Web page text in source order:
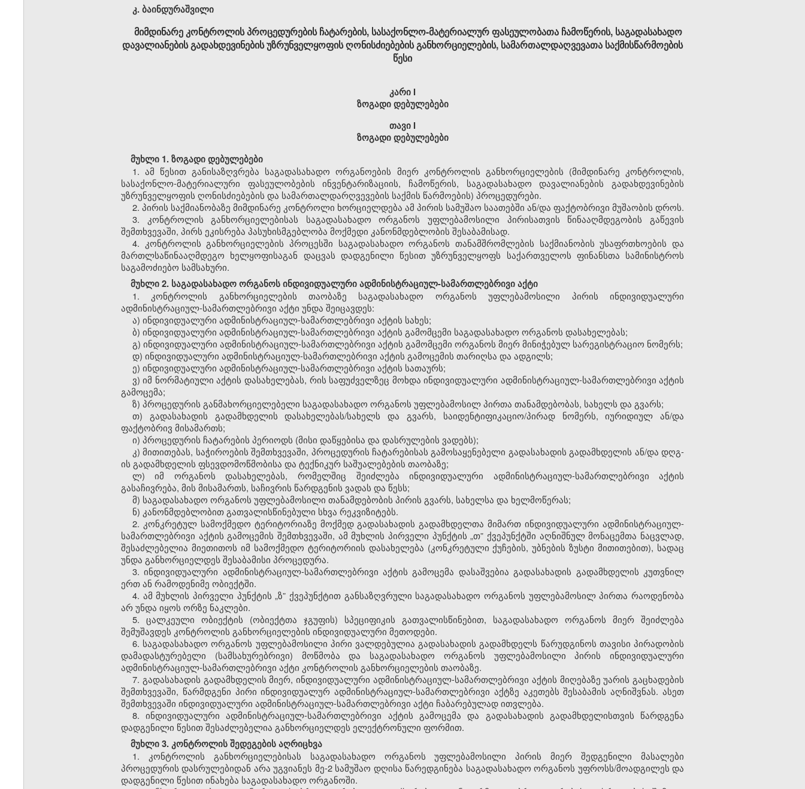
კ. ბაინდურაშვილი
მიმდინარე კონტროლის პროცედურების ჩატარების, სასაქონლო-მატერიალურ ფასეულობათა ჩამოწერის, საგადასახადო
დავალიანების გადახდევინების უზრუნველყოფის ღონისძიებების განხორციელების, სამართალდაღვევათა საქმისწარმოების
წესი
კარი I
ზოგადი დებულებები
თავი I
ზოგადი დებულებები
მუხლი 1. ზოგადიდებულებები
1.ამ წესით განისაზღვრება საგადასახადო ორგანოების მიერ კონტროლის განხორციელების (მიმდინარე კონტროლის,
სასაქონლო-მატერიალური ფასეულობების ინვენტარიზაციის, ჩამოწერის, საგადასახადო დავალიანების
გადახდევინების
უზრუნველყოფის ღონისძიებების და სამართალდარღვევების საქმის წარმოების) პროცედურები.
2. პირის საქმიანობაზე მიმდინარე კონტროლი ხორციელდება ამ პირის სამუშაო საათებში ან/და ფაქტობრივი მუშაობის დროს.
3. კონტროლის განხორციელებისას საგადასახადო ორგანოს უფლებამოსილი პირისათვის წინააღმდეგობის
გაწევის
შემთხვევაში, პირს ეკისრება პასუხისმგებლობა მოქმედი კანონმდებლობის შესაბამისად.
4. კონტროლის განხორციელების პროცესში საგადასახადო ორგანოს თანამშრომლების საქმიანობის უსაფრთხოების და
მართლსაწინააღმდეგო ხელყოფისაგან დაცვას დადგენილი წესით უზრუნველყოფს საქართველოს ფინანსთა სამინისტროს
საგამოძიებო სამსახური.
მუხლი2. საგადასახადოორგანოსინდივიდუალურიადმინისტრაციულ-სამართლებრივიაქტი
1. კონტროლის განხორციელების თაობაზე საგადასახადო ორგანოს უფლებამოსილი პირის
ინდივიდუალური
ადმინისტრაციულ-სამართლებრივი აქტი უნდა შეიცავდეს:
ა) ინდივიდუალური ადმინისტრაციულ-სამართლებრივი აქტის სახეს;
ბ) ინდივიდუალური ადმინისტრაციულ-სამართლებრივი აქტის გამომცემი საგადასახადო ორგანოს დასახელებას;
გ) ინდივიდუალური ადმინისტრაციულ-სამართლებრივი აქტის გამომცემი ორგანოს მიერმინიჭებულ სარეგისტრაციო ნომერს;
დ) ინდივიდუალური ადმინისტრაციულ-სამართლებრივი აქტის გამოცემის თარიღსა და ადგილს;
ე) ინდივიდუალური ადმინისტრაციულ-სამართლებრივი აქტის სათაურს;
ვ)იმ ნორმატიული აქტის დასახელებას, რის საფუძველზეც მოხდა ინდივიდუალური ადმინისტრაციულ-სამართლებრივი აქტის
გამოცემა;
ზ) პროცედურის განმახორციელებელი საგადასახადო ორგანოს უფლებამოსილპირთა თანამდებობას, სახელს და გვარს;
თ) გადასახადის გადამხდელის დასახელებას/სახელს და გვარს, საიდენტიფიკაციო/პირად ნომერს,იურიდიულ ან/და
ფაქტობრივ მისამართს;
ი) პროცედურის ჩატარების პერიოდს (მისი დაწყებისა და დასრულების ვადებს);
კ)მითითებას, საჭიროების შემთხვევაში, პროცედურის ჩატარებისას გამოსაყენებელი გადასახადის გადამხდელის ან/და დღგ-
ის გადამხდელის ფსევდომოწმობისა და ტექნიკურ საშუალებების თაობაზე;
ლ)იმ ორგანოს დასახელებას, რომელშიც შეიძლება ინდივიდუალური ადმინისტრაციულ-სამართლებრივი
აქტის
გასაჩივრება, მის მისამართს, საჩივრის წარდგენის ვადას და წესს;
მ) საგადასახადო ორგანოს უფლებამოსილი თანამდებობის პირის გვარს, სახელსა და ხელმოწერას;
ნ) კანონმდებლობითგათვალისწინებული სხვა რეკვიზიტებს.
2. კონკრეტულ სამოქმედო ტერიტორიაზე მოქმედ გადასახადის გადამხდელთა მიმართ ინდივიდუალური ადმინისტრაციულ-
სამართლებრივი აქტის გამოცემის შემთხვევაში, ამ მუხლის პირველი პუნქტის „თ” ქვეპუნქტში აღნიშნულ მონაცემთა ნაცვლად,
შესაძლებელია მიეთითოს იმ სამოქმედო ტერიტორიის დასახელება (კონკრეტული ქუჩების,უბნების ზუსტი მითითებით), სადაც
უნდა განხორციელდეს შესაბამისი პროცედურა.
3.ინდივიდუალური ადმინისტრაციულ-სამართლებრივი აქტის გამოცემა დასაშვებია გადასახადის გადამხდელის კუთვნილ
ერთან რამოდენიმე ობიექტში.
4. ამ მუხლის პირველი პუნქტის „ზ” ქვეპუნქტით განსაზღვრული საგადასახადო ორგანოს უფლებამოსილ პირთა რაოდენობა
არუნდა იყოს ორზე ნაკლები.
5. ცალკეული ობიექტის (ობიექტთა ჯგუფის) სპეციფიკის გათვალისწინებით, საგადასახადო ორგანოს მიერ შეიძლება
შემუშავდეს კონტროლის განხორციელების ინდივიდუალური მეთოდები.
6. საგადასახადო ორგანოს უფლებამოსილი პირი ვალდებულია გადასახადის გადამხდელს წარუდგინოს თავისი პირადობის
დამადასტურებელი (სამსახურებრივი) მოწმობა და საგადასახადო ორგანოს უფლებამოსილი პირის ინდივიდუალური
ადმინისტრაციულ-სამართლებრივი აქტი კონტროლის განხორციელების თაობაზე.
7. გადასახადის გადამხდელის მიერ,ინდივიდუალური ადმინისტრაციულ-სამართლებრივი აქტის მიღებაზე უარის გაცხადების
შემთხვევაში, წარმდგენი პირი ინდივიდუალურ ადმინისტრაციულ-სამართლებრივი აქტზე აკეთებს შესაბამის აღნიშვნას.ასეთ
შემთხვევაში ინდივიდუალური ადმინისტრაციულ-სამართლებრივი აქტი ჩაბარებულადითვლება.
8.ინდივიდუალური ადმინისტრაციულ-სამართლებრივი აქტის გამოცემა და გადასახადის გადამხდელისთვის წარდგენა
დადგენილი წესითშესაძლებელია განხორციელდეს ელექტრონული ფორმით.
მუხლი3. კონტროლისშედეგებისაღრიცხვა
1. კონტროლის განხორციელებისას საგადასახადო ორგანოს უფლებამოსილი პირის მიერ შედგენილი მასალები
პროცედურის დასრულებიდან არა უგვიანეს მე-2 სამუშაო დღისა წარედგინება საგადასახადო ორგანოს უფროსს/მოადგილეს და
დადგენილი წესით ინახება საგადასახადო ორგანოში.